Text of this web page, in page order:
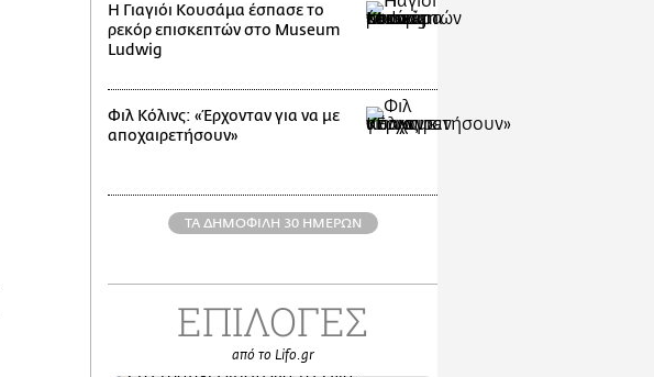
Η Γιαγιόι Κουσάμα έσπασε το
ρεκόρ επισκεπτών στο Museum
Ludwig
Φιλ Κόλινς: «Έρχονταν για να με
αποχαιρετήσουν»
ΤΑ ΔΗΜΟΦΙΛΗ 30 ΗΜΕΡΩΝ
ΕΠΙΛΟΓΕΣ
από το Lifo.gr